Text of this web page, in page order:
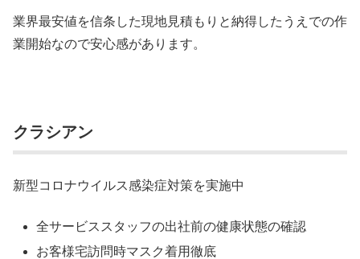
業界最安値を信条した現地見積もりと納得したうえでの作
業開始なので安心感があります。
クラシアン
新型コロナウイルス感染症対策を実施中
全サービススタッフの出社前の健康状態の確認
お客様宅訪問時マスク着用徹底